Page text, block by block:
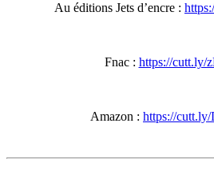
Au éditions Jets d’encre :
Fnac : https://cutt.ly/
Amazon : https://